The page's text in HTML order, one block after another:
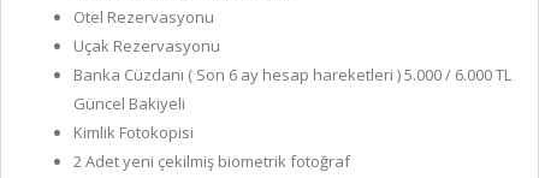
Otel Rezervasyonu
Uçak Rezervasyonu
Banka Cüzdanı ( Son 6 ay hesap hareketleri ) 5.000 / 6.000 TL
Güncel Bakiyeli
Kimlik Fotokopisi
2 Adet yeni çekilmiş biometrik fotoğraf